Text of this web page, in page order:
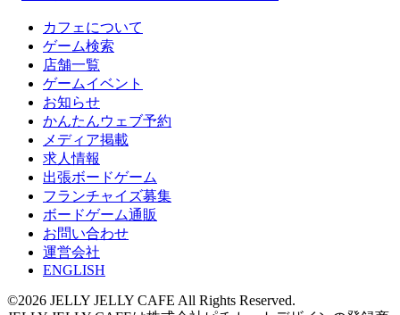
カフェについて
ゲーム検索
店舗一覧
ゲームイベント
お知らせ
かんたんウェブ予約
メディア掲載
求人情報
出張ボードゲーム
フランチャイズ募集
ボードゲーム通販
お問い合わせ
運営会社
ENGLISH
©2026 JELLY JELLY CAFE All Rights Reserved.